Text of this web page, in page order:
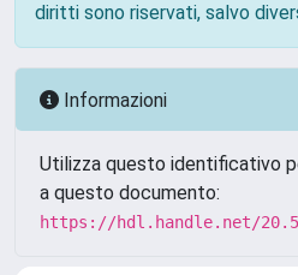
diritti sono riservati, salvo
Informazioni
Utilizza questo identificativo
a questo documento:
https://hdl.handle.net/